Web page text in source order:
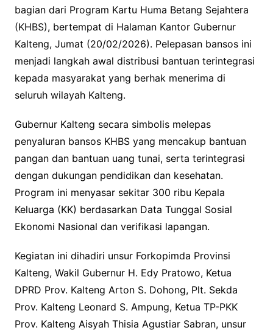
bagian dari Program Kartu Huma Betang Sejahtera
(KHBS), bertempat di Halaman Kantor Gubernur
Kalteng, Jumat (20/02/2026). Pelepasan bansos ini
menjadi langkah awal distribusi bantuan terintegrasi
kepada masyarakat yang berhak menerima di
seluruh wilayah Kalteng.
Gubernur Kalteng secara simbolis melepas
penyaluran bansos KHBS yang mencakup bantuan
pangan dan bantuan uang tunai, serta terintegrasi
dengan dukungan pendidikan dan kesehatan.
Program ini menyasar sekitar 300 ribu Kepala
Keluarga (KK) berdasarkan Data Tunggal Sosial
Ekonomi Nasional dan verifikasi lapangan.
Kegiatan ini dihadiri unsur Forkopimda Provinsi
Kalteng, Wakil Gubernur H. Edy Pratowo, Ketua
DPRD Prov. Kalteng Arton S. Dohong, Plt. Sekda
Prov. Kalteng Leonard S. Ampung, Ketua TP-PKK
Prov. Kalteng Aisyah Thisia Agustiar Sabran, unsur